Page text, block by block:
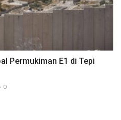
Permukiman E1 di Tepi
0